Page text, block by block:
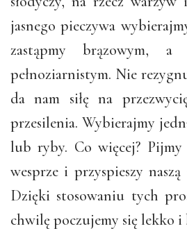
jasnego pieczywa
zastąpmy brązowym, a
pełnoziarnistym. Nie
da nam siłę na
przesilenia. Wybierajmy
lub ryby. Co więcej?
wesprze i przyspieszy
Dzięki stosowaniu tych
chwilę poczujemy się lekko